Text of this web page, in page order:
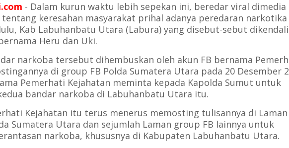
- Dalam kurun waktu lebih sepekan ini, beredar viral dimedia
tentang keresahan masyarakat prihal adanya peredaran
Kab Labuhanbatu Utara (Labura) yang disebut-sebut
Heru dan Uki.
narkoba tersebut dihembuskan oleh akun FB bernama
di group FB Polda Sumatera Utara pada 20 Desember
Pemerhati Kejahatan meminta kepada Kapolda Sumut untuk
bandar narkoba di Labuhanbatu Utara itu.
Kejahatan itu terus menerus memosting tulisannya di Laman
Sumatera Utara dan sejumlah Laman group FB lainnya untuk
narkoba, khususnya di Kabupaten Labuhanbatu Utara.